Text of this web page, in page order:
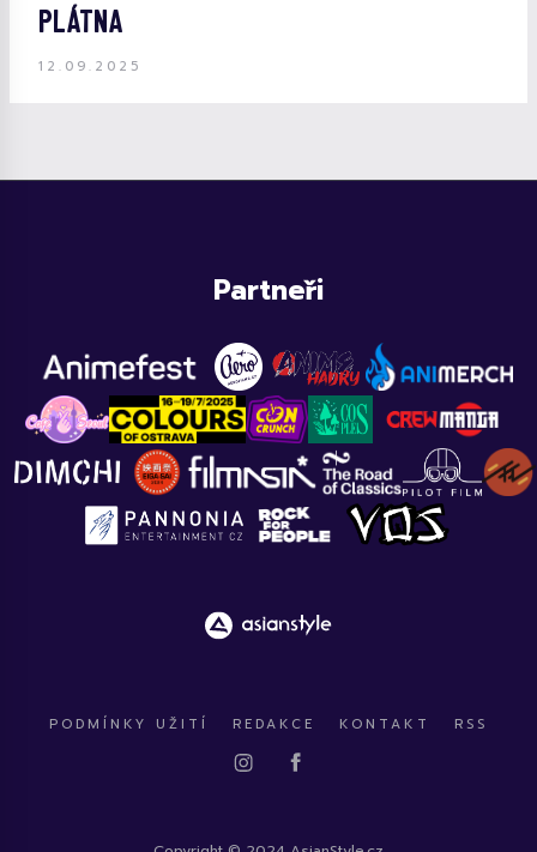
PLÁTNA
12.09.2025
Partneři
PODMÍNKY UŽITÍ REDAKCE KONTAKT RSS